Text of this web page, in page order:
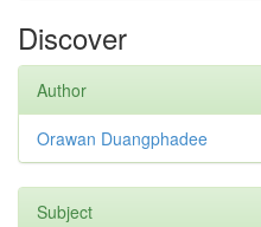
Discover
Author
Orawan Duangphadee
Subject